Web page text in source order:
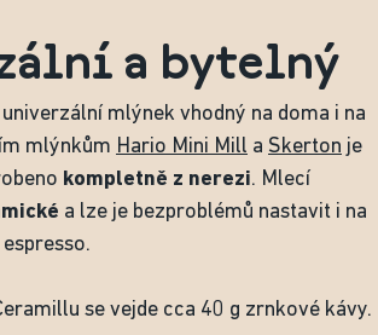
a bytelný
mlýnek vhodný na doma i na
mlýnkům Hario Mini Mill a Skerton je
kompletně z nerezi. Mlecí
a lze je bezproblémů nastavit i na
se vejde cca 40 g zrnkové kávy.